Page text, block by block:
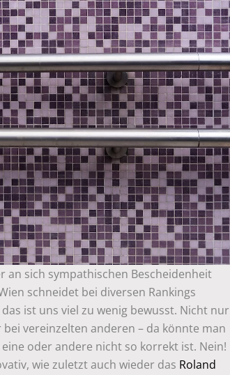
an sich sympathischen Bescheidenheit
schneidet bei diversen Rankings
ist uns viel zu wenig bewusst. Nicht nur
vereinzelten anderen – da könnte man
oder andere nicht so korrekt ist. Nein!
wie zuletzt auch wieder das Roland